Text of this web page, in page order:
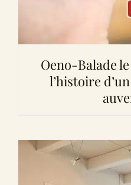
Oeno-Balade
l’histoire